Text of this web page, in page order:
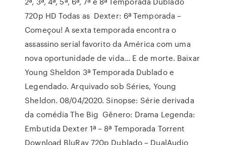
720p HD Todas as Dexter: 6ª Temporada –
Começou! A sexta temporada encontra o
assassino serial favorito da América com uma
nova oportunidade de vida… E de morte. Baixar
Young Sheldon 3ª Temporada Dublado e
Legendado. Arquivado sob Séries, Young
Sheldon. 08/04/2020. Sinopse: Série derivada
da comédia The Big Gênero: Drama Legenda:
Embutida Dexter 1ª – 8ª Temporada Torrent
Download BluRay 720p Dublado – DualAudio